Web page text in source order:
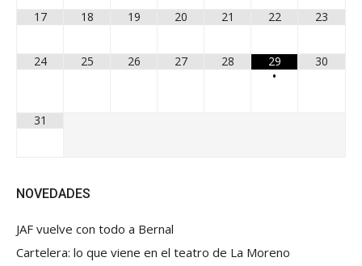
17 18 19 20 21 22 23
24 25 26 27 28
29
•
30
31
NOVEDADES
JAF vuelve con todo a Bernal
Cartelera: lo que viene en el teatro de La Moreno